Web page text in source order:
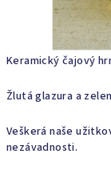
Keramický čajový
Žlutá glazura a
Veškerá naše
nezávadnosti.